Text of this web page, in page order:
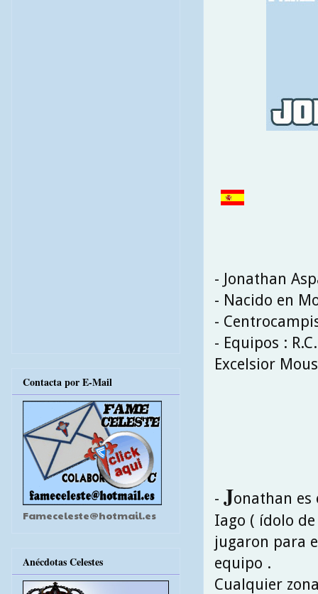
- Jonathan
- Nacido en
-
- Equipos :
Excelsior
- Jonathan es
Iago ( ídolo
jugaron para
equipo .
Cualquier
Contacta por E-Mail
Fameceleste@hotmail.es
Anécdotas Celestes